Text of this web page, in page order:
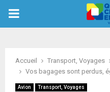
PRIMARY
Accueil Transport, Voyages
Vos bagages sont perdus,
Avion Transport, Voyages